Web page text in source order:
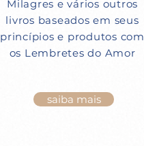
Milagres e vários outros
livros baseados em seus
princípios e produtos com
os Lembretes do Amor
saiba mais